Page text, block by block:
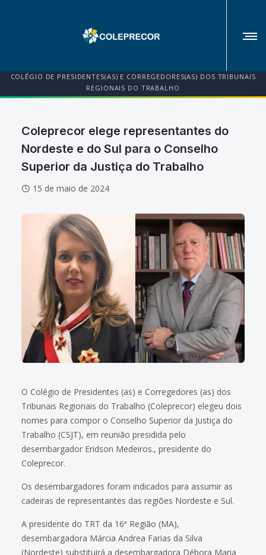
COLÉGIO DE PRESIDENTES(AS) E CORREGEDORES(AS) DOS TRIBUNAIS
REGIONAIS DO TRABALHO
Coleprecor elege representantes do
Nordeste e do Sul para o Conselho
Superior da Justiça do Trabalho
15 de maio de 2024
O Colégio de Presidentes (as) e Corregedores (as) dos
Tribunais Regionais do Trabalho (Coleprecor) elegeu dois
nomes para compor o Conselho Superior da Justiça do
Trabalho (CSJT), em reunião presidida pelo
desembargador Eridson Medeiros., presidente do
Coleprecor.
Os desembargadores foram indicados para assumir as
cadeiras de representantes das regiões Nordeste e Sul.
A presidente do TRT da 16ª Região (MA),
desembargadora Márcia Andrea Farias da Silva
(Nordeste) substituirá a desembargadora Débora Maria